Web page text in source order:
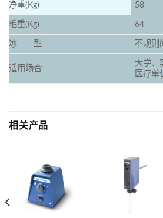
净重(Kg) 58
毛重(Kg) 64
冰 型 不规则
适用场合
大学、
医疗单
相关产品